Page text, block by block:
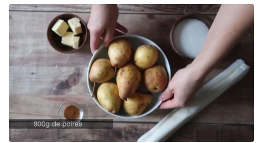
Connexion